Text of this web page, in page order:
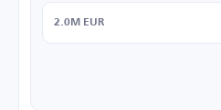
2.0M EUR